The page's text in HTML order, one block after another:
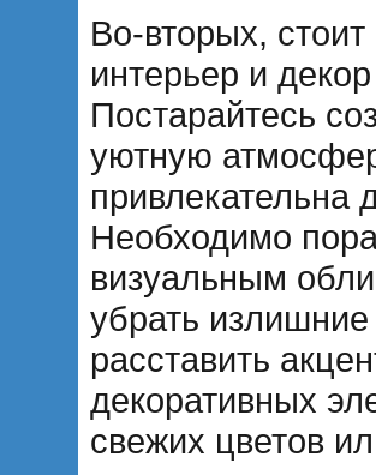
Во-вторых,
интерьер и
Постарайтесь
уютную
привлекательна
Необходимо
визуальным
убрать
расставить
декоративных
свежих цветов